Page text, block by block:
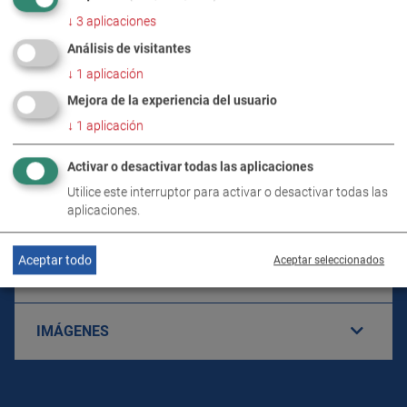
DETALLES DEL PRODUCTO / VOLUMEN DE
SUMINISTRO
DESCARGAS
DATOS TÉCNICOS
IMÁGENES
↓ 3 aplicaciones
Análisis de visitantes
↓ 1 aplicación
Mejora de la experiencia del usuario
↓ 1 aplicación
Activar o desactivar todas las aplicaciones
Utilice este interruptor para activar o desactivar todas las
aplicaciones.
Aceptar seleccionados
Aceptar todo